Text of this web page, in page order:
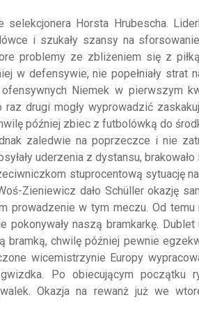
selekcjonera Horsta Hrubescha.
i szukały szansy na
problemy ze zbliżeniem się z
w defensywie, nie popełniały strat
Niemek w pierwszym
drugi mogły wyprowadzić
później zbiec z futbolówką do
zaledwie na poprzeczce i nie
uderzenia z dystansu, brakowało
stuprocentową sytuację
Zieniewicz dało Schüller okazję
prowadzenie w tym meczu. Od temu
naszą bramkarkę. Dublet
bramką, chwilę później pewnie
wicemistrzynie Europy
Po obiecującym początku
Okazja na rewanż już we